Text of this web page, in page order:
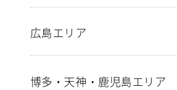
広島エリア
博多・天神・鹿児島エリア